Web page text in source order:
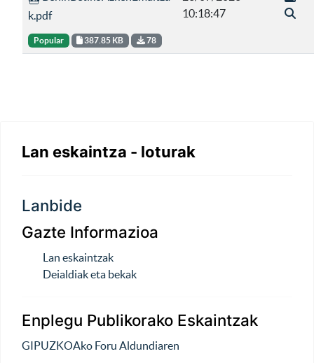
k.pdf
Popular 387.85 KB 78
10:18:47
Lan eskaintza - loturak
Lanbide
Gazte Informazioa
Lan eskaintzak
Deialdiak eta bekak
Enplegu Publikorako Eskaintzak
GIPUZKOAko Foru Aldundiaren